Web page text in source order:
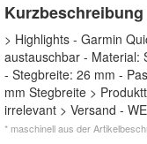
Kurzbeschreibung
> Highlights - Garmin
austauschbar - Material:
- Stegbreite: 26 mm -
mm Stegbreite >
irrelevant > Versand -
* maschinell aus der